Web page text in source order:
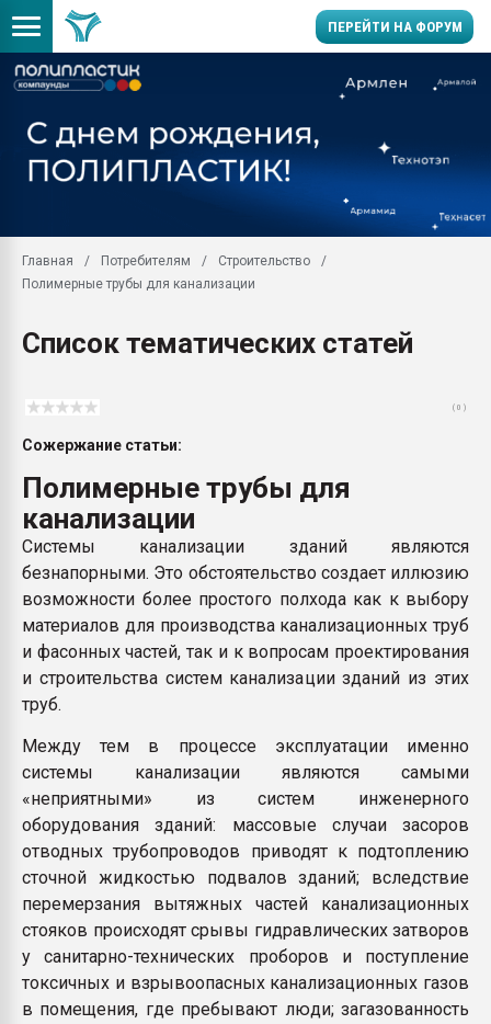
ПЕРЕЙТИ НА ФОРУМ
заводу пластмасс"
Подмосковье, Москва
ПЕРЕЙТИ НА
Главная Потребителям
Строительство
Полимерные трубы для канализации
Список тематических статей
( 0 )
Сожержание статьи:
Полимерные трубы для
канализации
Системы канализации зданий являются
безнапорными. Это обстоятельство создает иллюзию
возможности более простого полхода как к выбору
материалов для производства канализационных труб
и фасонных частей, так и к вопросам проектирования
и строительства систем канализации зданий из этих
труб.
Между тем в процессе эксплуатации именно
системы канализации являются самыми
«неприятными» из систем инженерного
оборудования зданий: массовые случаи засоров
отводных трубопроводов приводят к подтоплению
сточной жидкостью подвалов зданий; вследствие
перемерзания вытяжных частей канализационных
стояков происходят срывы гидравлических затворов
у санитарно-технических проборов и поступление
токсичных и взрывоопасных канализационных газов
в помещения, где пребывают люди; загазованность